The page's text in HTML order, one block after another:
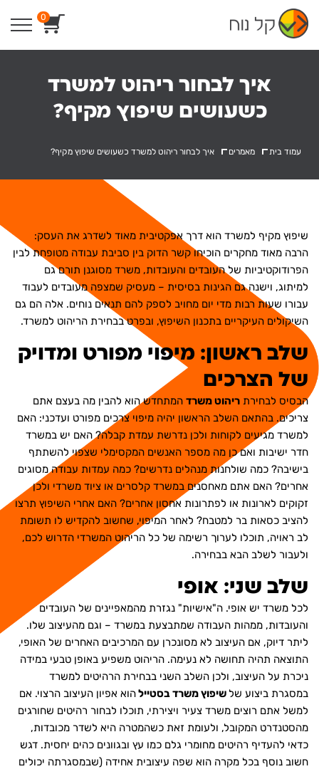
content
0
איך לבחור ריהוט למשרד
כשעושים שיפוץ מקיף?
עמוד בית מאמרים איך לבחור ריהוט למשרד כשעושים שיפוץ מקיף?
שיפוץ מקיף למשרד הוא דרך אפקטיבית מאוד לשדרג את העסק:
הרבה מאוד מחקרים הוכיחו קשר הדוק בין סביבת עבודה מטופחת לבין
הפרודוקטיביות של העובדים והעובדות, משרד מסוגנן תורם גם
למיתוג, וישנה גם הגינות בסיסית – מעסיק שמצפה מעובדים לעבוד
עבורו שעות רבות מדי יום מחויב לספק להם תנאים נוחים. אלה הם גם
השיקולים העיקריים בתכנון השיפוץ, ובפרט בבחירת הריהוט למשרד.
שלב ראשון: מיפוי מפורט ומדויק
של הצרכים
הבסיס לבחירת ריהוט משרד המתחדש הוא להבין מה בעצם אתם
צריכים. בהתאם השלב הראשון יהיה מיפוי צרכים מפורט ועדכני: האם
למשרד מגיעים לקוחות ולכן נדרשת עמדת קבלה? האם יש במשרד
חדר ישיבות ואם כן מה מספר האנשים המקסימלי שצפוי להשתתף
בישיבה? כמה שולחנות מנהלים נדרשים? כמה עמדות עבודה מסוגים
אחרים? האם אתם מאחסנים במשרד קלסרים או ציוד משרדי ולכן
זקוקים לארונות או לפתרונות אחסון אחרים? האם אחרי השיפוץ תרצו
להציב כסאות בר למטבח? לאחר המיפוי, שחשוב להקדיש לו תשומת
לב ראויה, תוכלו לערוך רשימה של כל הריהוט המשרדי הדרוש לכם,
ולעבור לשלב הבא בבחירה.
שלב שני: אופי
לכל משרד יש אופי. ה"אישיות" נגזרת מהמאפיינים של העובדים
והעובדות, ממהות העבודה שמתבצעת במשרד – וגם מהעיצוב שלו.
ליתר דיוק, אם העיצוב לא מסונכרן עם המרכיבים האחרים של האופי,
התוצאה תהיה תחושה לא נעימה. הריהוט משפיע באופן טבעי במידה
ניכרת על העיצוב, ולכן השלב השני בבחירת הרהיטים למשרד
במסגרת ביצוע שלשיפוץ משרד בסטיילהוא אפיון העיצוב הרצוי. אם
למשל אתם רוצים משרד צעיר ויצירתי, תוכלו לבחור רהיטים שחורגים
מהסטנדרט המקובל, ולעומת זאת כשהמטרה היא לשדר מכובדות,
כדאי להעדיף רהיטים מחומרי גלם כמו עץ ובגוונים כהים יחסית. דגש
חשוב נוסף בכל מקרה הוא שפה עיצובית אחידה (שבמסגרתה יכולים